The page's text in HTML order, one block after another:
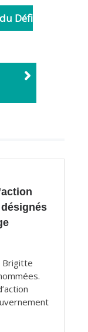
Défi
Brigitte